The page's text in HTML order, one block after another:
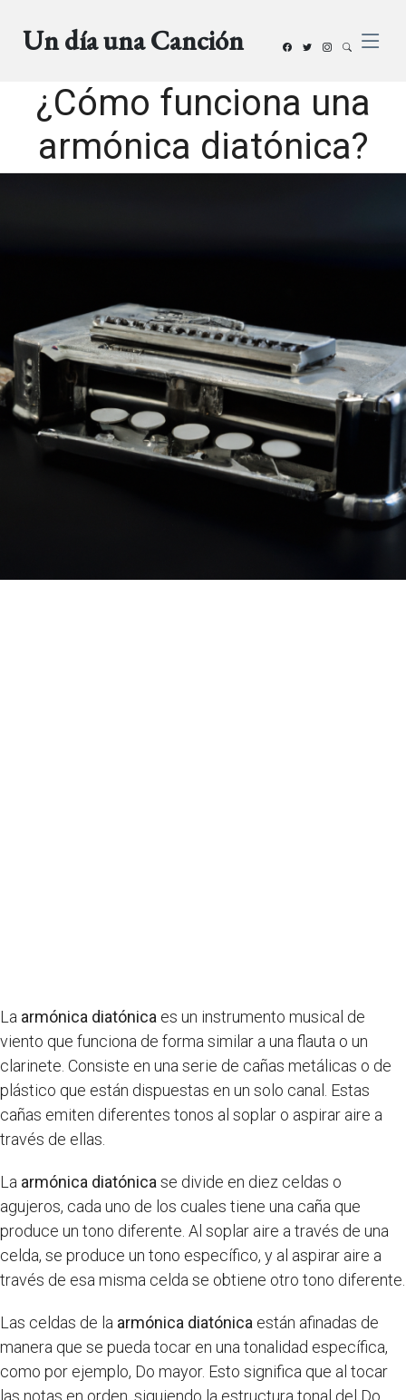
Un día una Canción
¿Cómo funciona una
armónica diatónica?
La armónica diatónica es un instrumento musical de
viento que funciona de forma similar a una flauta o un
clarinete. Consiste en una serie de cañas metálicas o de
plástico que están dispuestas en un solo canal. Estas
cañas emiten diferentes tonos al soplar o aspirar aire a
través de ellas.
La armónica diatónica se divide en diez celdas o
agujeros, cada uno de los cuales tiene una caña que
produce un tono diferente. Al soplar aire a través de una
celda, se produce un tono específico, y al aspirar aire a
través de esa misma celda se obtiene otro tono diferente.
Las celdas de la armónica diatónica están afinadas de
manera que se pueda tocar en una tonalidad específica,
como por ejemplo, Do mayor. Esto significa que al tocar
las notas en orden, siguiendo la estructura tonal del Do